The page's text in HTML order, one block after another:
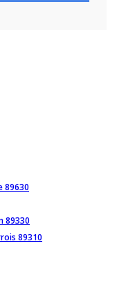
89630
89330
89310